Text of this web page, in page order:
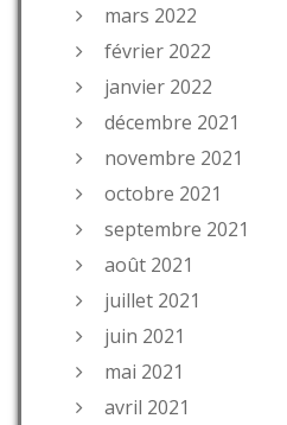
mars 2022
février 2022
janvier 2022
décembre 2021
novembre 2021
octobre 2021
septembre 2021
août 2021
juillet 2021
juin 2021
mai 2021
avril 2021